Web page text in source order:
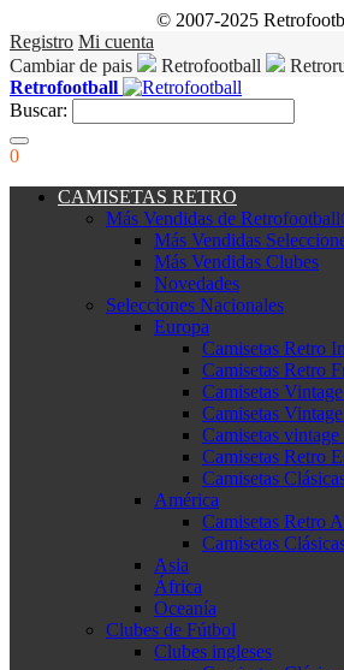
© 2007-2025
Registro Mi cuenta
Cambiar de pais
Retrofootball
Retrofootball
Buscar:
0
CAMISETAS RETRO
Más Vendidas de
Más Vendidas
Más Vendidas Clubes
Novedades
Selecciones Nacionales
Europa
Camisetas Retro
Camisetas Retro
Camisetas
Camisetas
Camisetas vintage
Camisetas Retro
Camisetas
América
Camisetas Retro
Camisetas
Asia
África
Oceanía
Clubes de Fútbol
Clubes ingleses